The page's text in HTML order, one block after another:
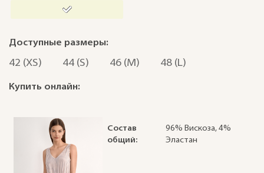
Доступные размеры:
42 (XS) 44 (S) 46 (M) 48 (L)
Купить онлайн:
Состав
общий:
96% Вискоза, 4%
Эластан